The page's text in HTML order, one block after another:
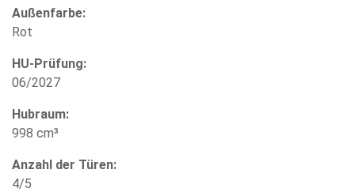
Außenfarbe:
Rot
HU-Prüfung:
06/2027
Hubraum:
998 cm³
Anzahl der Türen:
4/5